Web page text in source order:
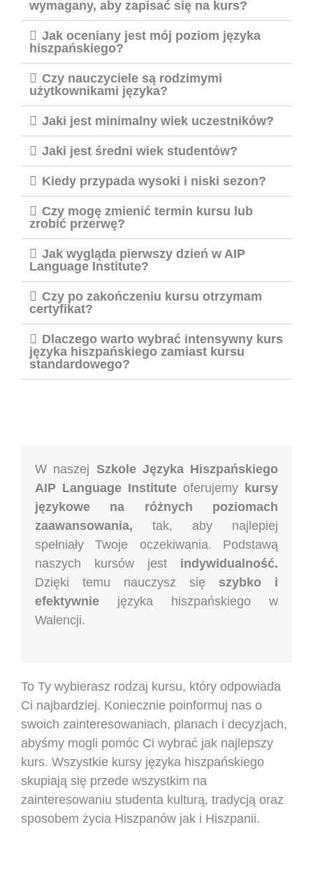
wymagany, aby zapisać się na kurs?
Jak oceniany jest mój poziom języka
hiszpańskiego?
Czy nauczyciele są rodzimymi
użytkownikami języka?
Jaki jest minimalny wiek uczestników?
Jaki jest średni wiek studentów?
Kiedy przypada wysoki i niski sezon?
Czy mogę zmienić termin kursu lub
zrobić przerwę?
Jak wygląda pierwszy dzień w AIP
Language Institute?
Czy po zakończeniu kursu otrzymam
certyfikat?
Dlaczego warto wybrać intensywny kurs
języka hiszpańskiego zamiast kursu
standardowego?
W naszej Szkole Języka Hiszpańskiego
AIP Language Institute oferujemy kursy
językowe na różnych poziomach
zaawansowania, tak, aby najlepiej
spełniały Twoje oczekiwania. Podstawą
naszych kursów jest indywidualność.
Dzięki temu nauczysz się szybko i
efektywnie języka hiszpańskiego w
Walencji.
To Ty wybierasz rodzaj kursu, który odpowiada
Ci najbardziej. Koniecznie poinformuj nas o
swoich zainteresowaniach, planach i decyzjach,
abyśmy mogli pomóc Ci wybrać jak najlepszy
kurs. Wszystkie kursy języka hiszpańskiego
skupiają się przede wszystkim na
zainteresowaniu studenta kulturą, tradycją oraz
sposobem życia Hiszpanów jak i Hiszpanii.